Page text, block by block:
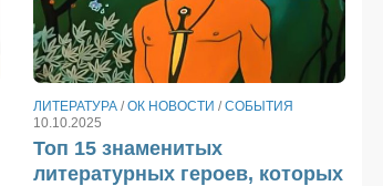
ЛИТЕРАТУРА /ОК НОВОСТИ /СОБЫТИЯ
10.10.2025
Топ 15 знаменитых
литературных героев, которых